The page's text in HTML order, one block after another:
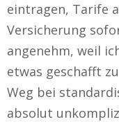
eintragen, Tarife
Versicherung
angenehm, weil
etwas geschafft
Weg bei
absolut